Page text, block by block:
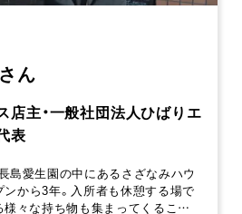
ん
店主・一般社団法人ひばりエ
表
島愛生園の中にあるさざなみハウ
から3年。入所者も休憩する場で
様々な持ち物も集まってくるこ…